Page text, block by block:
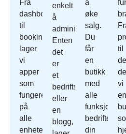
Fra
dashbord
til
bookingsystemer
lager
vi
apper
som
fungerer
på
alle
enheter.
enkelt
å
administrere.
Enten
det
er
et
bedriftsnettsted
eller
en
blogg,
å
øke
salg.
Du
får
en
butikk
med
alle
bedriften
din
til
vi
en